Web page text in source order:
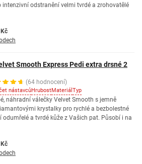
intenzivní odstranění velmi tvrdé a zrohovatělé
Smooth Express Pedi extra drsné 2
(64 hodnocení)
nástavcůHrubostMateriál Typ
náhradní válečky Velvet Smooth s jemně
krystalky pro rychlé a bezbolestné
odumřelé a tvrdé kůže z Vašich pat. Působí i na